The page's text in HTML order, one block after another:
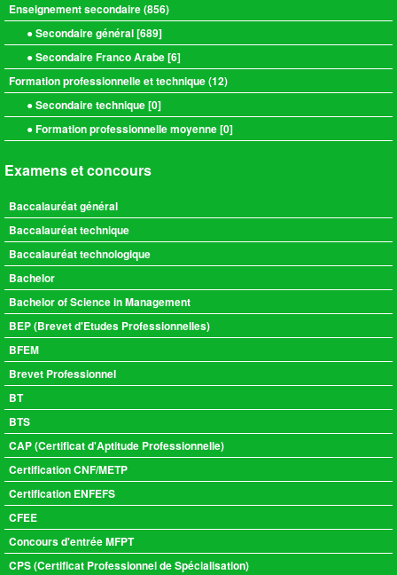
Enseignement secondaire (856)
● Secondaire général [689]
● Secondaire Franco Arabe [6]
Formation professionnelle et technique (12)
● Secondaire technique [0]
● Formation professionnelle moyenne [0]
Examens et concours
Baccalauréat général
Baccalauréat technique
Baccalauréat technologique
Bachelor
Bachelor of Science in Management
BEP (Brevet d'Etudes Professionnelles)
BFEM
Brevet Professionnel
BT
BTS
CAP (Certificat d'Aptitude Professionnelle)
Certification CNF/METP
Certification ENFEFS
CFEE
Concours d'entrée MFPT
CPS (Certificat Professionnel de Spécialisation)